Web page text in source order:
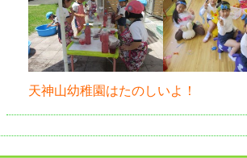
天神山幼稚園はたのしいよ！